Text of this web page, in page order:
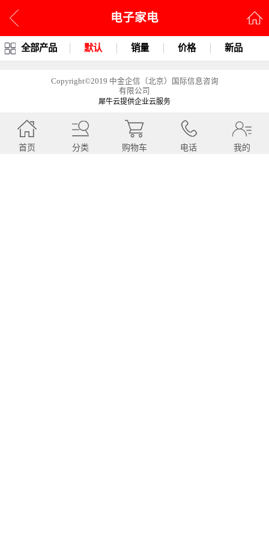
电子家电
全部产品 默认 销量 价格 新品
Copyright©2019 中金企信（北京）国际信息咨询
有限公司
犀牛云提供企业云服务
首页 分类 购物车 电话 我的